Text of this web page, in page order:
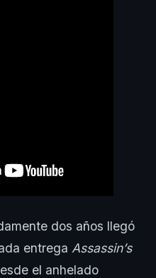
dos años llegó
entrega Assassin’s
el anhelado